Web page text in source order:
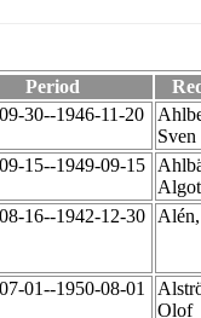
Period
30--1946-11-20
Sven
15--1949-09-15
16--1942-12-30
01--1950-08-01
Olof